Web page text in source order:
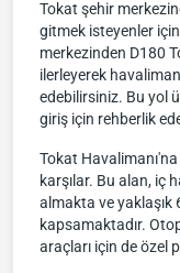
Tokat şehir
gitmek isteyenler
merkezinden D180
ilerleyerek
edebilirsiniz. Bu yol
giriş için rehberlik
Tokat Havalimanı'na
karşılar. Bu alan, iç
almakta ve yaklaşık
kapsamaktadır.
araçları için de özel